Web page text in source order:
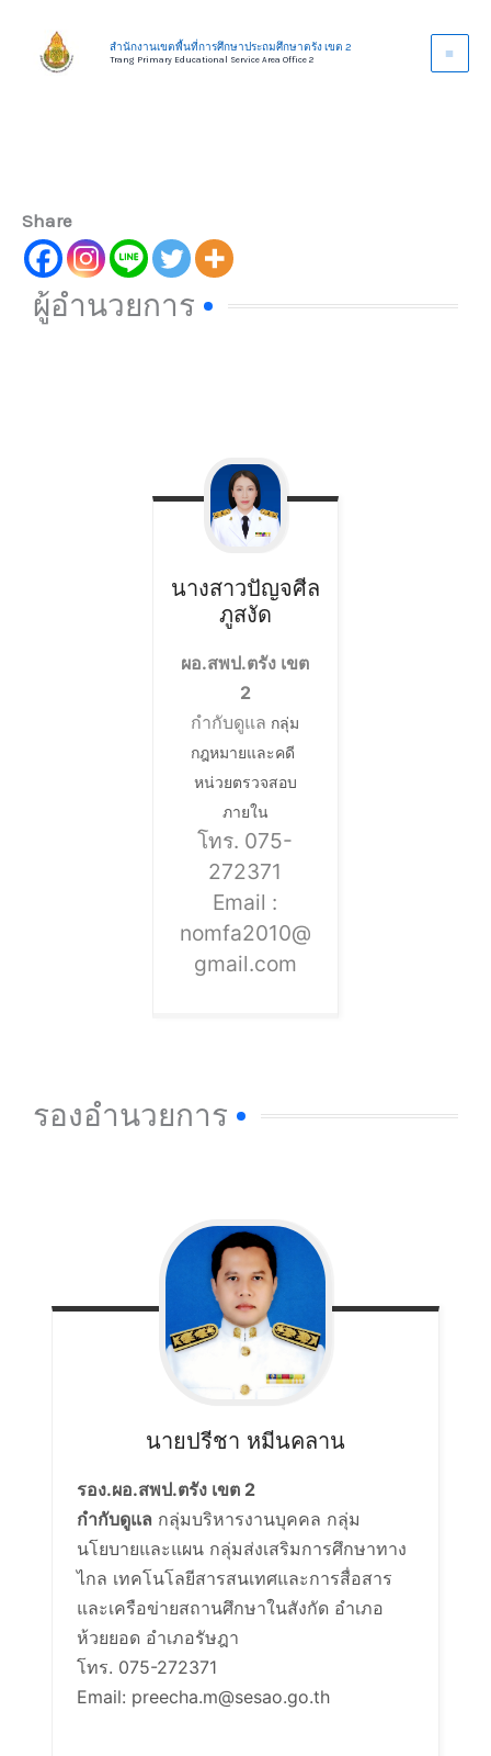
content
สำนักงานเขตพื้นที่การศึกษาประถมศึกษาตรัง เขต 2
Trang Primary Educational Service Area Office 2
Share
ผู้อำนวยการ
นางสาวปัญจศีล
ภูสงัด
ผอ.สพป.ตรัง เขต
2
กำกับดูแล กลุ่ม
กฎหมายและคดี
หน่วยตรวจสอบ
ภายใน
โทร. 075-
272371
Email :
nomfa2010@
gmail.com
รองอำนวยการ
นายปรีชา หมีนคลาน
รอง.ผอ.สพป.ตรัง เขต 2
กำกับดูแล กลุ่มบริหารงานบุคคล กลุ่ม
นโยบายและแผน กลุ่มส่งเสริมการศึกษาทาง
ไกล เทคโนโลยีสารสนเทศและการสื่อสาร
และเครือข่ายสถานศึกษาในสังกัด อำเภอ
ห้วยยอด อำเภอรัษฎา
โทร. 075-272371
Email: preecha.m@sesao.go.th